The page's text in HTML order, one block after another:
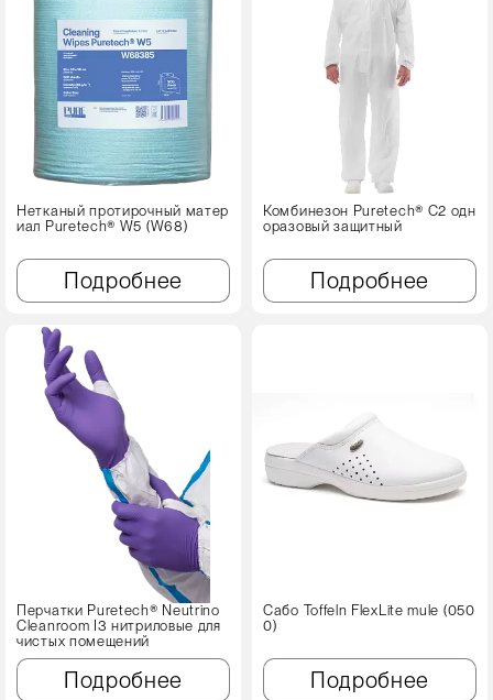
Нетканый протирочный матер
иал Puretech® W5 (W68)
Подробнее
Комбинезон Puretech® C2 одн
оразовый защитный
Подробнее
Перчатки Puretech® Neutrino
Cleanroom I3 нитриловые для
чистых помещений
Подробнее
Сабо Toffeln FlexLite mule (050
0)
Подробнее